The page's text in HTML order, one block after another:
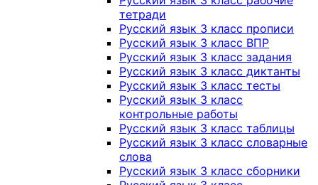
тетради
Русский язык 3 класс прописи
Русский язык 3 класс ВПР
Русский язык 3 класс задания
Русский язык 3 класс диктанты
Русский язык 3 класс тесты
Русский язык 3 класс
контрольные работы
Русский язык 3 класс таблицы
Русский язык 3 класс словарные
слова
Русский язык 3 класс сборники